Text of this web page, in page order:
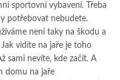
sportovní vybavení. Třeba
potřebovat nebudete.
není taky na škodu a
vidíte na jaře je toho
sami nevíte, kde začít. A
domu na jaře